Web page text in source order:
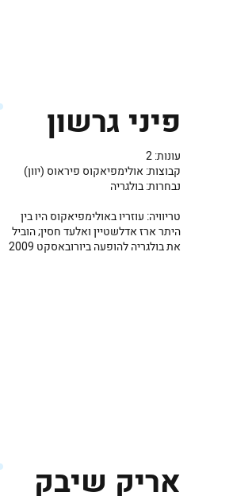
פיני גרשון
עונות: 2
קבוצות: אולימפיאקוס פיראוס (יוון)
נבחרות: בולגריה
טריוויה: עוזריו באולימפיאקוס היו בין
היתר ארז אדלשטיין ואלעד חסין; הוביל
את בולגריה להופעה ביורובאסקט 2009
אריק שיבק